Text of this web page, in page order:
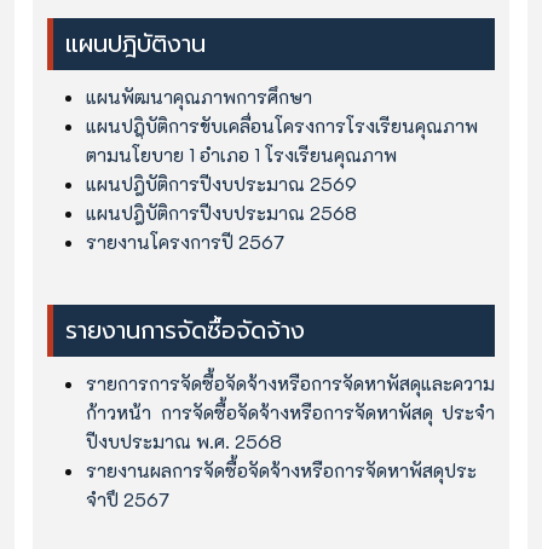
แผนปฎิบัติงาน
แผนพัฒนาคุณภาพการศึกษา
แผนปฎฺิบัติการขับเคลื่อนโครงการโรงเรียนคุณภาพ
ตามนโยบาย 1 อำเภอ 1 โรงเรียนคุณภาพ
แผนปฎิบัติการปีงบประมาณ 2569
แผนปฎิบัติการปีงบประมาณ 2568
รายงานโครงการปี 2567
รายงานการจัดซื้อจัดจ้าง
รายการการจัดซื้อจัดจ้างหรือการจัดหาพัสดุและความ
ก้าวหน้า การจัดซื้อจัดจ้างหรือการจัดหาพัสดุ ประจำ
ปีงบประมาณ พ.ศ. 2568
รายงานผลการจัดซื้อจัดจ้างหรือการจัดหาพัสดุประ
จำปึ 2567